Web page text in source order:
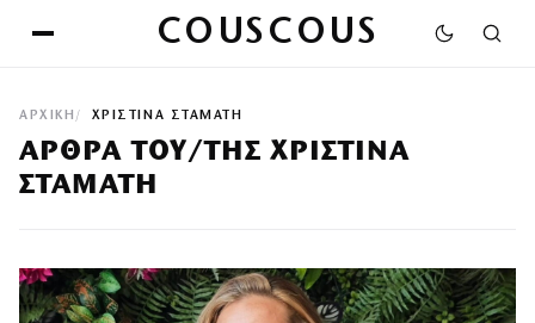
COUSCOUS
ΑΡΧΙΚΉ ΧΡΙΣΤΊΝΑ ΣΤΑΜΆΤΗ
ΆΡΘΡΑ ΤΟΥ/ΤΗΣ ΧΡΙΣΤΊΝΑ
ΣΤΑΜΆΤΗ